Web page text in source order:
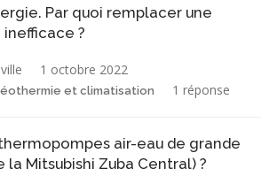
Par quoi remplacer une
?
1 octobre 2022
et climatisation 1 réponse
air-eau de grande
Mitsubishi Zuba Central) ?